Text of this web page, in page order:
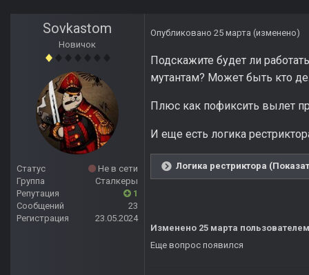
Sovkastom
Новичок
Статус
Не в сети
Группа
Сталкеры
Репутация
1
Сообщений
23
Регистрация
23.05.2024
Опубликовано 25 марта (изменено)
Подскажите будет ли
мутантам? Может быть кто
Плюс как пофиксить вылет
И еще есть логика
Логика рестриктора
Изменено 25 марта
Еще вопрос появился